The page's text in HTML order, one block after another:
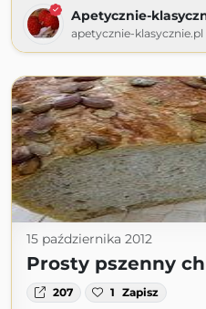
Apetycznie-
apetycznie-klasycznie.pl
15 października 2012
Prosty pszenny
207 1 Zapisz